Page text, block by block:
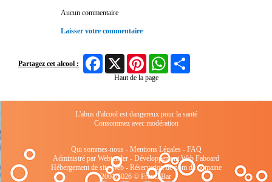
Aucun commentaire
Laisser votre commentaire
Partagez cet alcool :
FacebookX Pinterest WhatsApp
Haut de la page
L'abus d'alcool est dangereux pour la santé
Consommez avec modération
Qui sommes-nous- Mentions Légales- FAQ
Administré par Webtender - Développement Web Faboard
Hébergement de site Web- Réservation de nom de domaine
2001/2026 © FrenchBar